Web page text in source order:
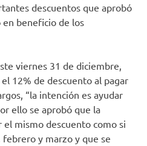
descuentos que aprobó
en beneficio de los
viernes 31 de diciembre,
12% de descuento al pagar
“la intención es ayudar
ello se aprobó que la
mismo descuento como si
y marzo y que se